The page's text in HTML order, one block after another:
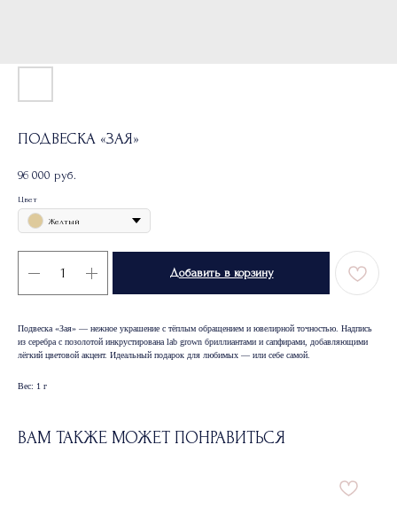
ПОДВЕСКА «ЗАЯ»
96 000 руб.
Цвет
Желтый
Добавить в корзину
Подвеска «Зая» — нежное украшение с тёплым обращением и ювелирной точностью. Надпись
из серебра с позолотой инкрустирована lab grown бриллиантами и сапфирами, добавляющими
лёгкий цветовой акцент. Идеальный подарок для любимых — или себе самой.
Вес: 1 г
ВАМ ТАКЖЕ МОЖЕТ ПОНРАВИТЬСЯ